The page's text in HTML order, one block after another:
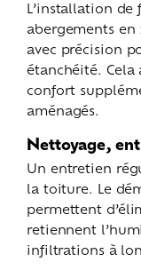
L’installation de
abergements
avec précision
étanchéité.
confort
aménagés.
Nettoyage,
Un entretien
la toiture. Le
permettent
retiennent
infiltrations à